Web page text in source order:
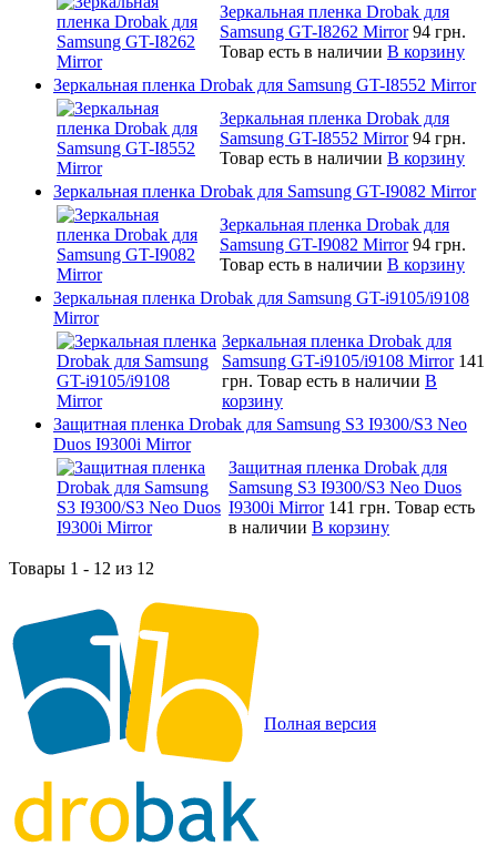
Зеркальная пленка Drobak для
Samsung GT-I8262 Mirror 94 грн.
Товар есть в наличии В корзину
Зеркальная пленка Drobak для Samsung GT-I8552 Mirror
Зеркальная пленка Drobak для
Samsung GT-I8552 Mirror 94 грн.
Товар есть в наличии В корзину
Зеркальная пленка Drobak для Samsung GT-I9082 Mirror
Зеркальная пленка Drobak для
Samsung GT-I9082 Mirror 94 грн.
Товар есть в наличии В корзину
Зеркальная пленка Drobak для Samsung GT-i9105/i9108
Mirror
Зеркальная пленка Drobak для
Samsung GT-i9105/i9108 Mirror 141
грн. Товар есть в наличии В
корзину
Защитная пленка Drobak для Samsung S3 I9300/S3 Neo
Duos I9300i Mirror
Защитная пленка Drobak для
Samsung S3 I9300/S3 Neo Duos
I9300i Mirror 141 грн. Товар есть
в наличии В корзину
Товары 1 - 12 из 12
Полная версия